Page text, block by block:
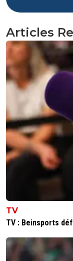
Articles
TV
TV : Beinsports